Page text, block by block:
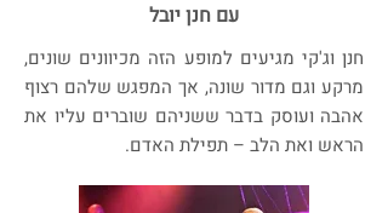
עם חנן יובל
חנן וג'קי מגיעים למופע הזה מכיוונים שונים,
מרקע וגם מדור שונה, אך המפגש שלהם רצוף
אהבה ועוסק בדבר ששניהם שוברים עליו את
הראש ואת הלב – תפילת האדם.